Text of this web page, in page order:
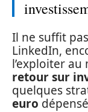
Il ne suffit
LinkedIn,
l’exploiter
retour sur
quelques
euro